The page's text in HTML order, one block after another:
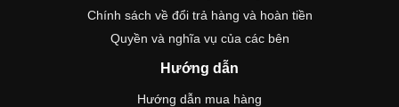
Chính sách về đổi trả hàng và hoàn tiền
Quyền và nghĩa vụ của các bên
Hướng dẫn
Hướng dẫn mua hàng